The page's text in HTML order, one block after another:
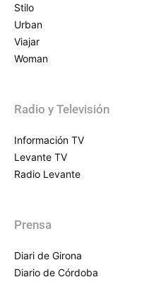
Stilo
Urban
Viajar
Woman
Radio y Televisión
Información TV
Levante TV
Radio Levante
Prensa
Diari de Girona
Diario de Córdoba